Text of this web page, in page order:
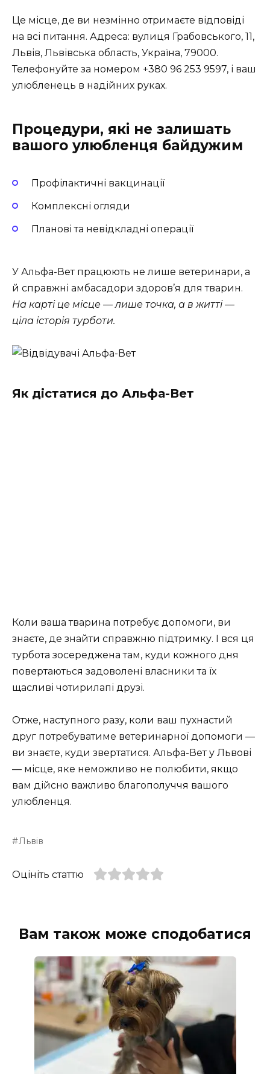
Це місце, де ви незмінно отримаєте відповіді
на всі питання. Адреса: вулиця Грабовського, 11,
Львів, Львівська область, Україна, 79000.
Телефонуйте за номером +380 96 253 9597, і ваш
улюбленець в надійних руках.
Процедури, які не залишать
вашого улюбленця байдужим
Профілактичні вакцинації
Комплексні огляди
Планові та невідкладні операції
У Альфа-Вет працюють не лише ветеринари, а
й справжні амбасадори здоров’я для тварин.
На карті це місце — лише точка, а в житті —
ціла історія турботи.
Як дістатися до Альфа-Вет
Коли ваша тварина потребує допомоги, ви
знаєте, де знайти справжню підтримку. І вся ця
турбота зосереджена там, куди кожного дня
повертаються задоволені власники та їх
щасливі чотирилапі друзі.
Отже, наступного разу, коли ваш пухнастий
друг потребуватиме ветеринарної допомоги —
ви знаєте, куди звертатися. Альфа-Вет у Львові
— місце, яке неможливо не полюбити, якщо
вам дійсно важливо благополуччя вашого
улюбленця.
Львів
Оцініть статтю
Вам також може сподобатися